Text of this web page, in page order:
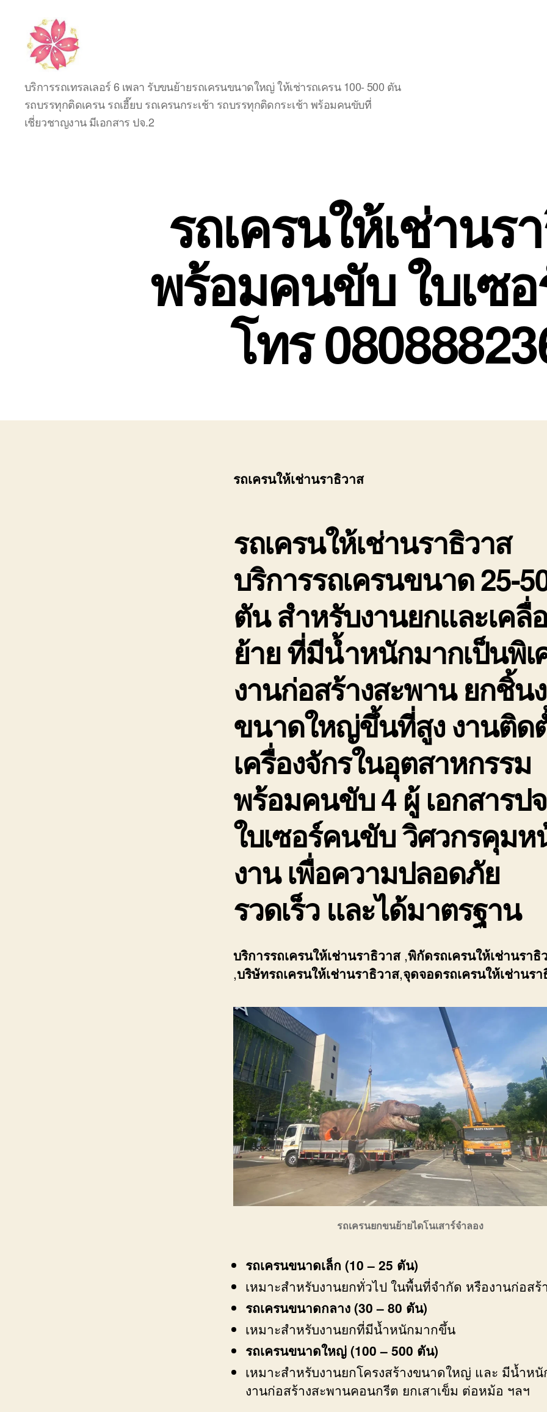
รับจ้าง
ขน
ย้าย
รถ
เครน
บริการรถเทรลเลอร์ 6 เพลา รับขนย้ายรถเครนขนาดใหญ่ ให้เช่ารถเครน 100- 500 ตัน
รถบรรทุกติดเครน รถเฮี๊ยบ รถเครนกระเช้า รถบรรทุกติดกระเช้า พร้อมคนขับที่
เชี่ยวชาญงาน มีเอกสาร ปจ.2
รถเครนให้เช่านร
พร้อมคนขับ ใบเซ
โทร
รถเครนให้เช่านราธิวาส
รถเครนให้เช่านราธิวาส
บริการรถเครนขนาด 25-
ตัน สำหรับงานยกและเคลื่
ย้าย ที่มีน้ำหนักมากเป็นพิเ
งานก่อสร้างสะพาน ยกชิ้น
ขนาดใหญ่ขึ้นที่สูง งานติด
เครื่องจักรในอุตสาหกรรม
พร้อมคนขับ 4 ผู้ เอกสารป
ใบเซอร์คนขับ วิศวกรคุมห
งาน เพื่อความปลอดภัย
รวดเร็ว และได้มาตรฐาน
บริการรถเครนให้เช่านราธิวาส,พิกัดรถเครนให้เช่านราธิ
,บริษัทรถเครนให้เช่านราธิวาส,จุดจอดรถเครนให้เช่านร
รถเครนยกขนย้ายไดโนเสาร์จำลอง
รถเครนขนาดเล็ก (10 – 25 ตัน)
เหมาะสำหรับงานยกทั่วไป ในพื้นที่จำกัด หรืองานก่อสร้
รถเครนขนาดกลาง (30 – 80 ตัน)
เหมาะสำหรับงานยกที่มีน้ำหนักมากขึ้น
รถเครนขนาดใหญ่ (100 – 500 ตัน)
เหมาะสำหรับงานยกโครงสร้างขนาดใหญ่ และ มีน้ำห
งานก่อสร้างสะพานคอนกรีต ยกเสาเข็ม ต่อหม้อ ฯลฯ